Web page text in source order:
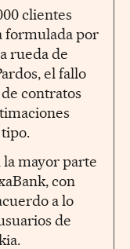
clientes
formulada por
rueda de
el fallo
contratos
mayor parte
con
a lo
de